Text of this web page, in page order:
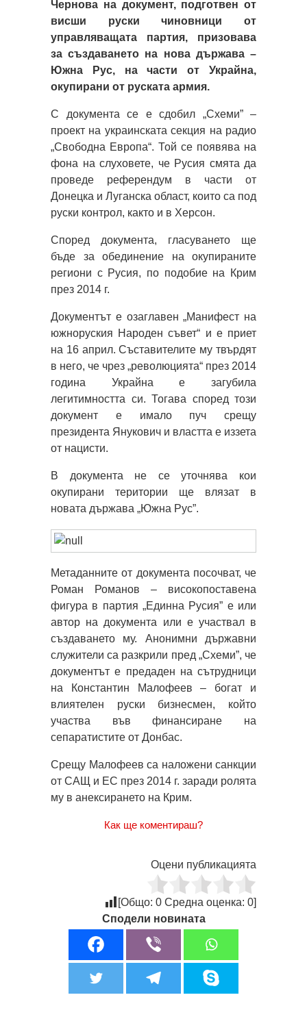
Чернова на документ, подготвен от
висши руски чиновници от
управляващата партия, призовава
за създаването на нова държава –
Южна Рус, на части от Украйна,
окупирани от руската армия.
С документа се е сдобил „Схеми” –
проект на украинската секция на радио
„Свободна Европа“. Той се появява на
фона на слуховете, че Русия смята да
проведе референдум в части от
Донецка и Луганска област, които са под
руски контрол, както и в Херсон.
Според документа, гласуването ще
бъде за обединение на окупираните
региони с Русия, по подобие на Крим
през 2014 г.
Документът е озаглавен „Манифест на
южноруския Народен съвет“ и е приет
на 16 април. Съставителите му твърдят
в него, че чрез „революцията“ през 2014
година Украйна е загубила
легитимността си. Тогава според този
документ е имало пуч срещу
президента Янукович и властта е иззета
от нацисти.
В документа не се уточнява кои
окупирани територии ще влязат в
новата държава „Южна Рус”.
Метаданните от документа посочват, че
Роман Романов – високопоставена
фигура в партия „Единна Русия” е или
автор на документа или е участвал в
създаването му. Анонимни държавни
служители са разкрили пред „Схеми”, че
документът е предаден на сътрудници
на Константин Малофеев – богат и
влиятелен руски бизнесмен, който
участва във финансиране на
сепаратистите от Донбас.
Срещу Малофеев са наложени санкции
от САЩ и ЕС през 2014 г. заради ролята
му в анексирането на Крим.
Как ще коментираш?
Оцени публикацията
[Общо: 0 Средна оценка: 0]
Сподели новината